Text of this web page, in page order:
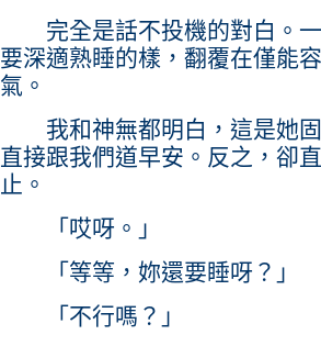
完全是話不投機的對白。一
要深適熟睡的樣，翻覆在僅能
氣。
我和神無都明白，這是她固
直接跟我們道早安。反之，卻
止。
「哎呀。」
「等等，妳還要睡呀？」
「不行嗎？」